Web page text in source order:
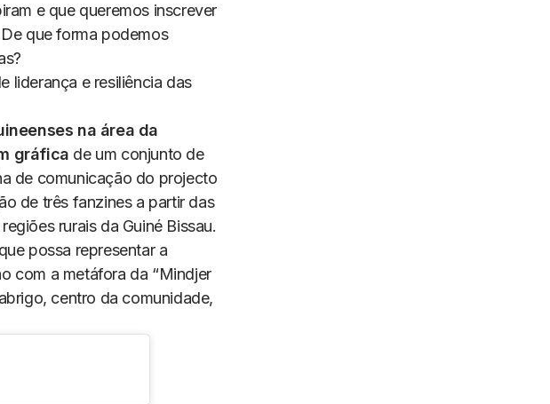
e que queremos inscrever
que forma podemos
liderança e resiliência das
na área da
gráfica de um conjunto de
de comunicação do projecto
de três fanzines a partir das
rurais da Guiné Bissau.
possa representar a
com a metáfora da “Mindjer
centro da comunidade,